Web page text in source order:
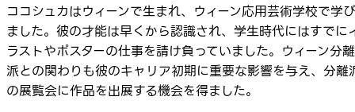
ココシュカはウィーンで生まれ、ウィーン応用芸術学校で学び
ました。彼の才能は早くから認識され、学生時代にはすでに
ラストやポスターの仕事を請け負っていました。ウィーン分離
派との関わりも彼のキャリア初期に重要な影響を与え、分離
の展覧会に作品を出展する機会を得ました。